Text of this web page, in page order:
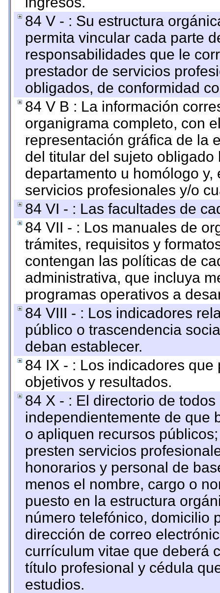
84 V - : Su estructura
permita vincular cada parte
responsabilidades que le
prestador de servicios
obligados, de conformidad
84 V B : La información
organigrama completo, con
representación gráfica de la
del titular del sujeto
departamento u homólogo
servicios profesionales y/o
84 VI - : Las facultades de
84 VII - : Los manuales de
trámites, requisitos y
contengan las políticas de
administrativa, que incluya
programas operativos a
84 VIII - : Los indicadores
público o trascendencia
deban establecer.
84 IX - : Los indicadores
objetivos y resultados.
84 X - : El directorio de
independientemente de que
o apliquen recursos
presten servicios
honorarios y personal de
menos el nombre, cargo o
puesto en la estructura
número telefónico, domicilio
dirección de correo
currículum vitae que deberá
título profesional y cédula
estudios.